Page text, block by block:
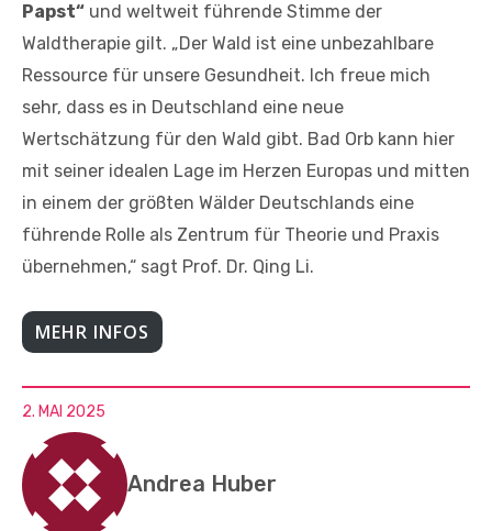
Papst“ und weltweit führende Stimme der
Waldtherapie gilt. „Der Wald ist eine unbezahlbare
Ressource für unsere Gesundheit. Ich freue mich
sehr, dass es in Deutschland eine neue
Wertschätzung für den Wald gibt. Bad Orb kann hier
mit seiner idealen Lage im Herzen Europas und mitten
in einem der größten Wälder Deutschlands eine
führende Rolle als Zentrum für Theorie und Praxis
übernehmen,“ sagt Prof. Dr. Qing Li.
MEHR INFOS
2. MAI 2025
Andrea Huber